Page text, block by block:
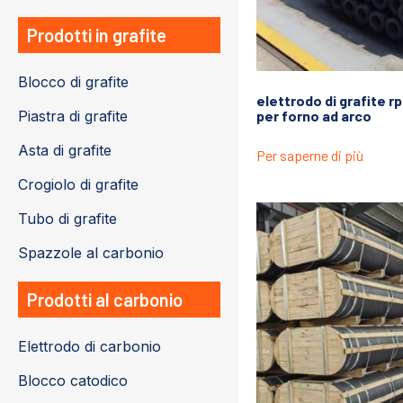
Prodotti in grafite
Blocco di grafite
Piastra di grafite
Asta di grafite
Crogiolo di grafite
Tubo di grafite
Spazzole al carbonio
Prodotti al carbonio
Elettrodo di carbonio
Blocco catodico
elettrodo di grafite rp
per forno ad arco
Per saperne di più